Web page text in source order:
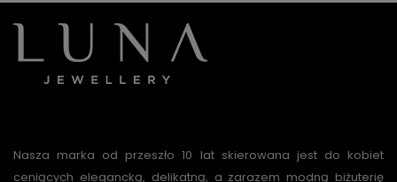
Nasza marka od przeszło 10 lat skierowana jest do kobiet
ceniących elegancką, delikatną, a zarazem modną biżuterię